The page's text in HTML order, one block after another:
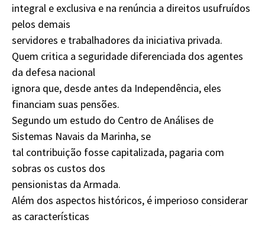
integral e exclusiva e na renúncia a direitos usufruídos
pelos demais
servidores e trabalhadores da iniciativa privada.
Quem critica a seguridade diferenciada dos agentes
da defesa nacional
ignora que, desde antes da Independência, eles
financiam suas pensões.
Segundo um estudo do Centro de Análises de
Sistemas Navais da Marinha, se
tal contribuição fosse capitalizada, pagaria com
sobras os custos dos
pensionistas da Armada.
Além dos aspectos históricos, é imperioso considerar
as características